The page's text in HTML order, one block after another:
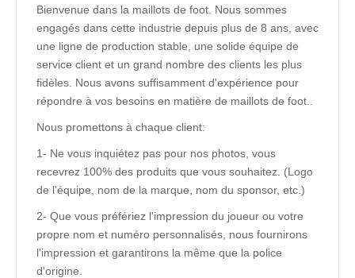
Bienvenue dans la maillots de foot. Nous sommes
engagés dans cette industrie depuis plus de 8 ans, avec
une ligne de production stable, une solide équipe de
service client et un grand nombre des clients les plus
fidèles. Nous avons suffisamment d'expérience pour
répondre à vos besoins en matière de maillots de foot..
Nous promettons à chaque client:
1- Ne vous inquiétez pas pour nos photos, vous
recevrez 100% des produits que vous souhaitez. (Logo
de l'équipe, nom de la marque, nom du sponsor, etc.)
2- Que vous préfériez l'impression du joueur ou votre
propre nom et numéro personnalisés, nous fournirons
l'impression et garantirons la même que la police
d'origine.